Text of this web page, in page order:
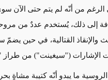
من أنّه لم يتم حتى الآن
القتالية، في حين يضمّ
("سيغينت") من طراز "آي أل-
ما يبدو أنّه كتيبة مشاةٍ